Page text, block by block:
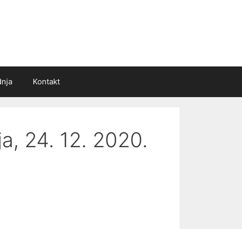
Kontakt
24. 12. 2020.